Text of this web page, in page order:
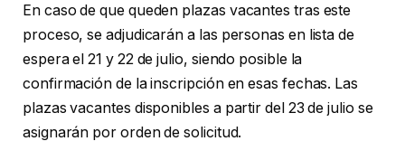
En caso de que queden plazas vacantes tras este
proceso, se adjudicarán a las personas en lista de
espera el 21 y 22 de julio, siendo posible la
confirmación de la inscripción en esas fechas. Las
plazas vacantes disponibles a partir del 23 de julio se
asignarán por orden de solicitud.